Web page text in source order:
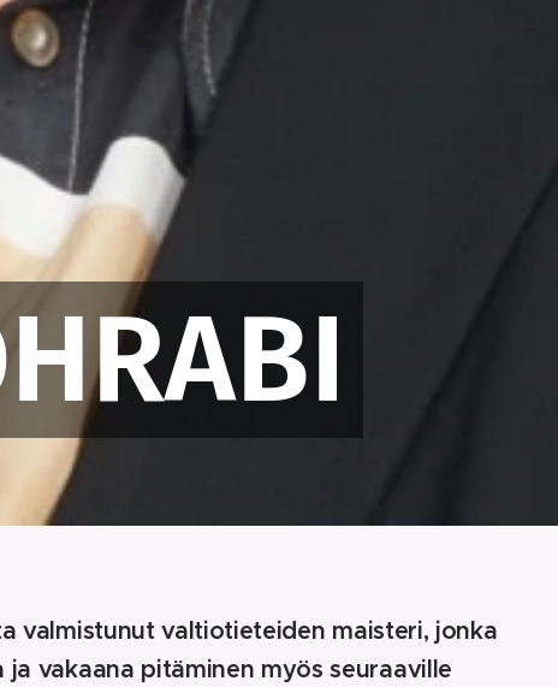
valmistunut valtiotieteiden maisteri, jonka
vakaana pitäminen myös seuraaville